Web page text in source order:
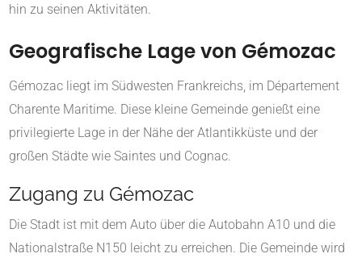
hin zu seinen Aktivitäten.
Geografische Lage von Gémozac
Gémozac liegt im Südwesten Frankreichs, im Département
Charente Maritime. Diese kleine Gemeinde genießt eine
privilegierte Lage in der Nähe der Atlantikküste und der
großen Städte wie Saintes und Cognac.
Zugang zu Gémozac
Die Stadt ist mit dem Auto über die Autobahn A10 und die
Nationalstraße N150 leicht zu erreichen. Die Gemeinde wird